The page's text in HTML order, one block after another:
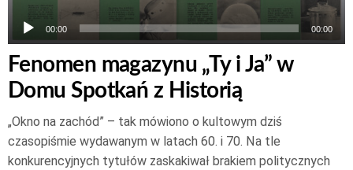
00:00 00:00
Fenomen magazynu „Ty i Ja” w
Domu Spotkań z Historią
„Okno na zachód” – tak mówiono o kultowym dziś
czasopiśmie wydawanym w latach 60. i 70. Na tle
konkurencyjnych tytułów zaskakiwał brakiem politycznych